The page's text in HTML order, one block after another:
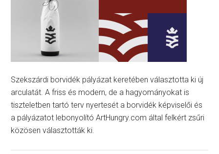
Szekszárdi borvidék pályázat keretében választotta ki új
arculatát. A friss és modern, de a hagyományokat is
tiszteletben tartó terv nyertesét a borvidék képviselői és
a pályázatot lebonyolító ArtHungry.com által felkért zsűri
közösen választották ki.